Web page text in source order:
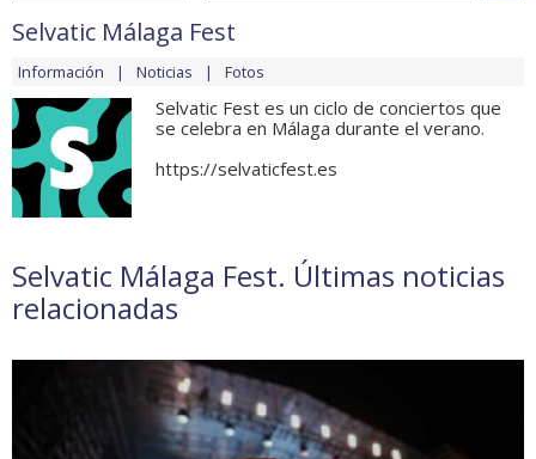
Selvatic Málaga Fest
Información Noticias Fotos
Selvatic Fest es un ciclo de conciertos que
se celebra en Málaga durante el verano.
https://selvaticfest.es
Selvatic Málaga Fest. Últimas noticias
relacionadas